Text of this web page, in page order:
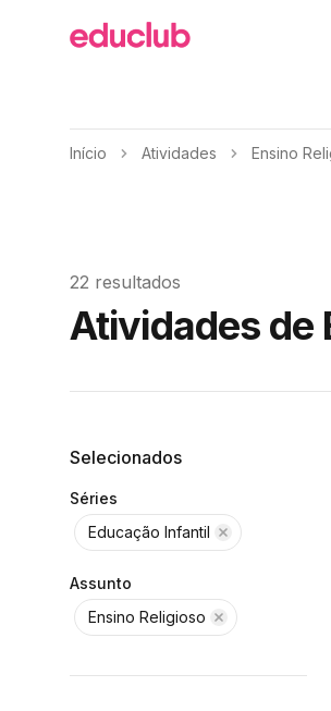
Educlub
Início Atividades Ensino
22 resultados
Atividades de
Filtros
Selecionados
Séries
Educação Infantil
Assunto
Ensino Religioso